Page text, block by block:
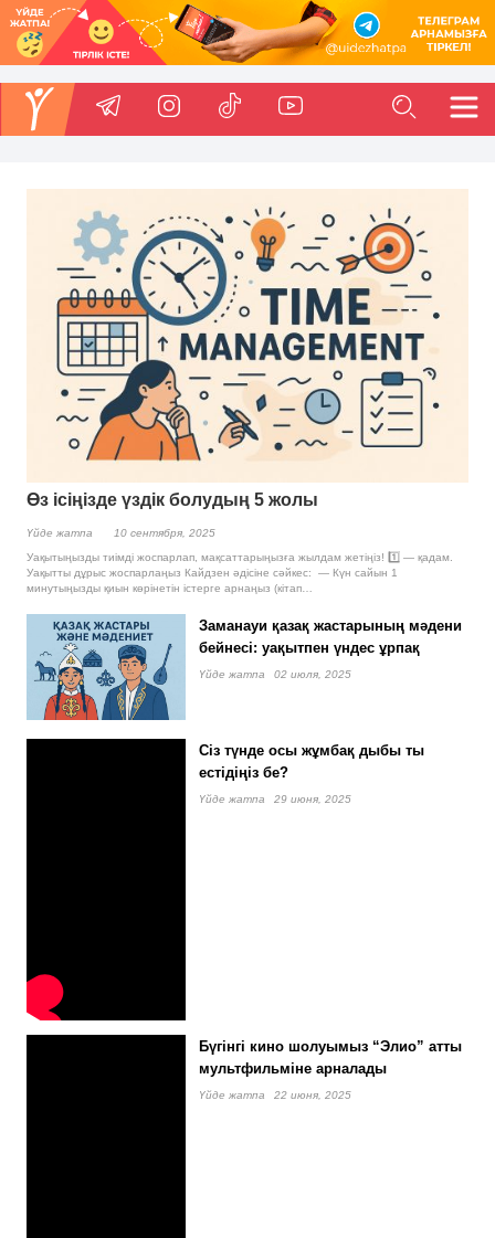
Өз ісіңізде үздік болудың 5 жолы
Үйде жатпа
10 сентября, 2025
Уақытыңызды тиімді жоспарлап, мақсаттарыңызға жылдам жетіңіз! 1️⃣ — қадам.
Уақытты дұрыс жоспарлаңыз Кайдзен әдісіне сәйкес: — Күн сайын 1
минутыңызды қиын көрінетін істерге арнаңыз (кітап…
Заманауи қазақ жастарының мәдени
бейнесі: уақытпен үндес ұрпақ
Үйде жатпа 02 июля, 2025
Сіз түнде осы жұмбақ дыбы ты
естідіңіз бе?
Үйде жатпа 29 июня, 2025
Бүгінгі кино шолуымыз “Элио” атты
мультфильміне арналады
Үйде жатпа 22 июня, 2025